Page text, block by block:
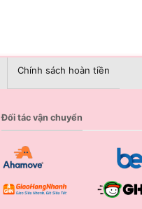
Chính sách hoàn tiền
Đối tác vận chuyển